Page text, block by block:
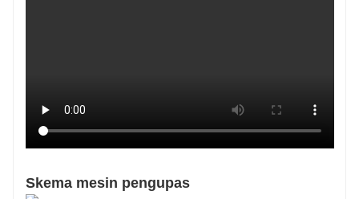
Skema mesin pengupas